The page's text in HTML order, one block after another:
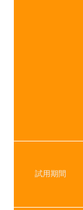
試用期間